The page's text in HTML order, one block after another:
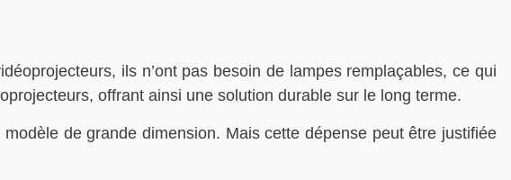
ils n’ont pas besoin de lampes remplaçables, ce qui
offrant ainsi une solution durable sur le long terme.
de grande dimension. Mais cette dépense peut être justifiée